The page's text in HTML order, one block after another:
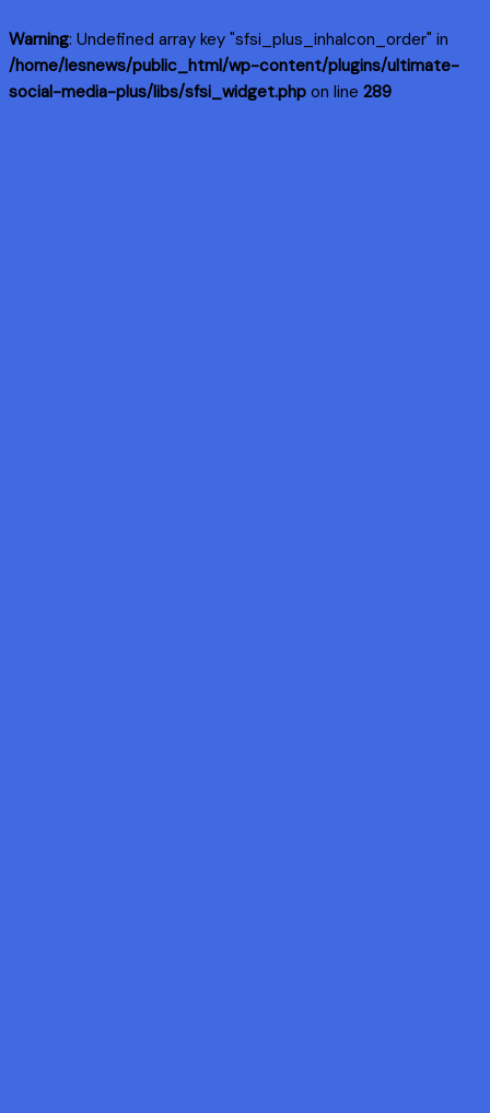
Warning: Undefined array key "sfsi_plus_inhaIcon_order" in
/home/lesnews/public_html/wp-content/plugins/ultimate-
social-media-plus/libs/sfsi_widget.php on line 289